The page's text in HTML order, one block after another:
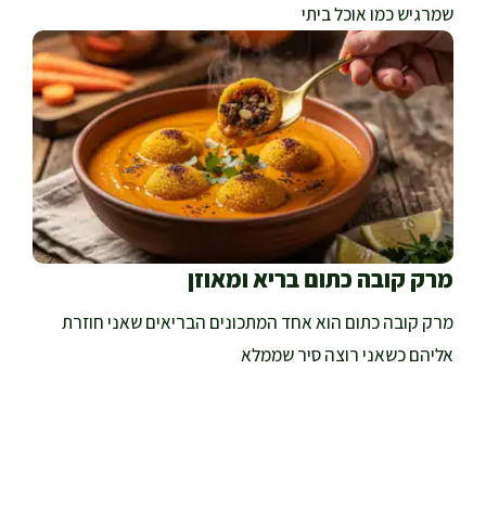
שמרגיש כמו אוכל ביתי
מרק קובה כתום בריא ומאוזן
מרק קובה כתום הוא אחד המתכונים הבריאים שאני חוזרת
אליהם כשאני רוצה סיר שממלא